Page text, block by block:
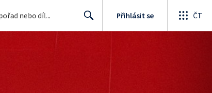
Přihlásit se ČT